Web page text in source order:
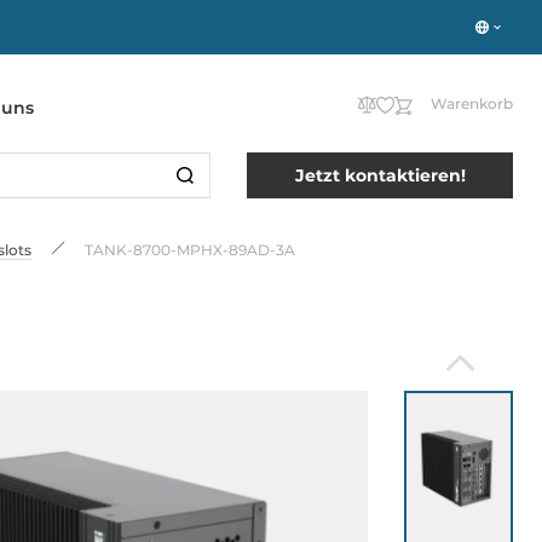
Warenkorb
Jetzt kontaktieren!
TANK-8700-MPHX-89AD-3A